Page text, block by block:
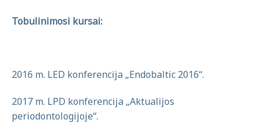
Tobulinimosi kursai:
2016 m. LED konferencija „Endobaltic 2016“.
2017 m. LPD konferencija „Aktualijos
periodontologijoje“.